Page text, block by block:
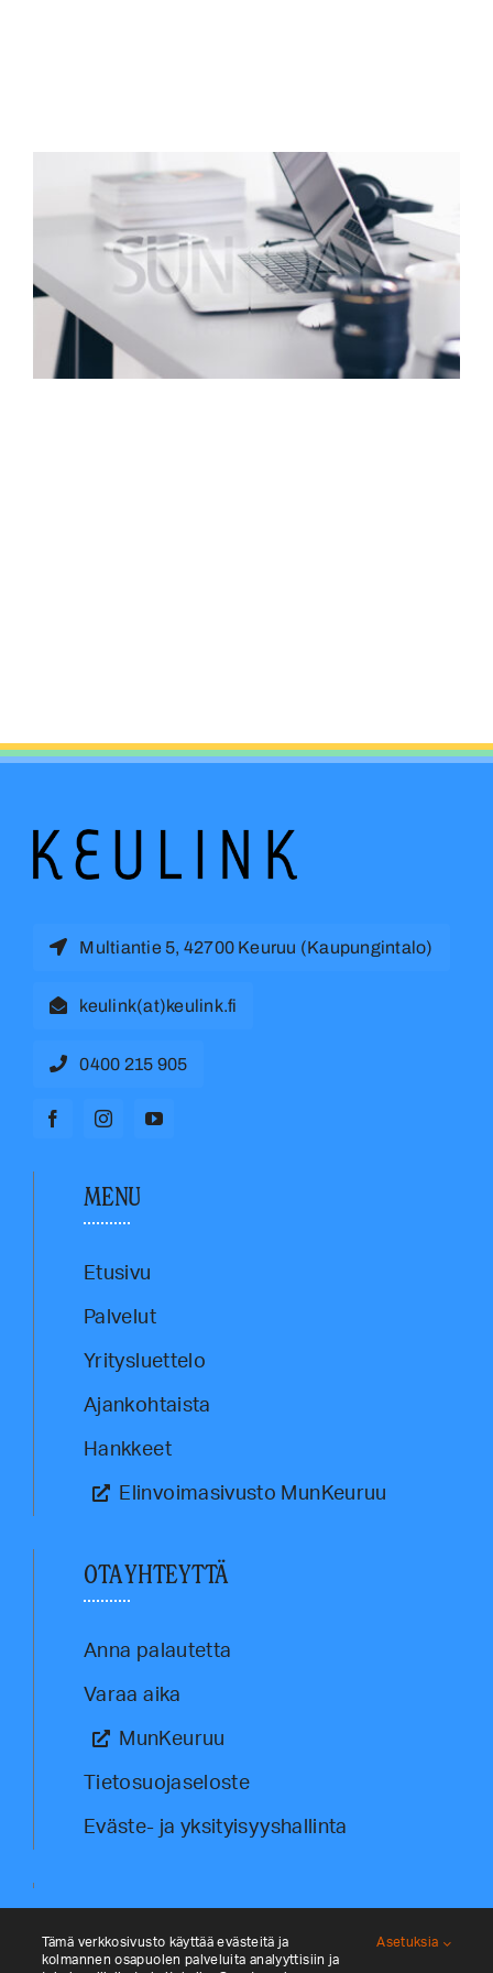
Multiantie 5, 42700 Keuruu (Kaupungintalo)
keulink(at)keulink.fi
0400 215 905
MENU
Etusivu
Palvelut
Yritysluettelo
Ajankohtaista
Hankkeet
Elinvoimasivusto MunKeuruu
OTA YHTEYTTÄ
Anna palautetta
Varaa aika
MunKeuruu
Tietosuojaseloste
Eväste- ja yksityisyyshallinta
Tämä verkkosivusto käyttää evästeitä ja
kolmannen osapuolen palveluita analyyttisiin ja
Asetuksia